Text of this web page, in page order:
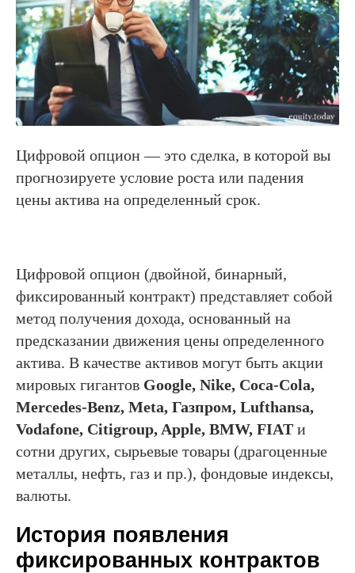
Цифровой опцион — это сделка, в которой вы
прогнозируете условие роста или падения
цены актива на определенный срок.
Цифровой опцион (двойной, бинарный,
фиксированный контракт) представляет собой
метод получения дохода, основанный на
предсказании движения цены определенного
актива. В качестве активов могут быть акции
мировых гигантов Google, Nike, Coca-Cola,
Mercedes-Benz, Meta, Газпром, Lufthansa,
Vodafone, Citigroup, Apple, BMW, FIAT и
сотни других, сырьевые товары (драгоценные
металлы, нефть, газ и пр.), фондовые индексы,
валюты.
История появления
фиксированных контрактов